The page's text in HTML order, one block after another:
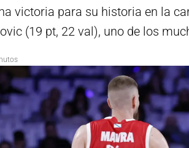
victoria para su historia en la
(19 pt, 22 val), uno de los